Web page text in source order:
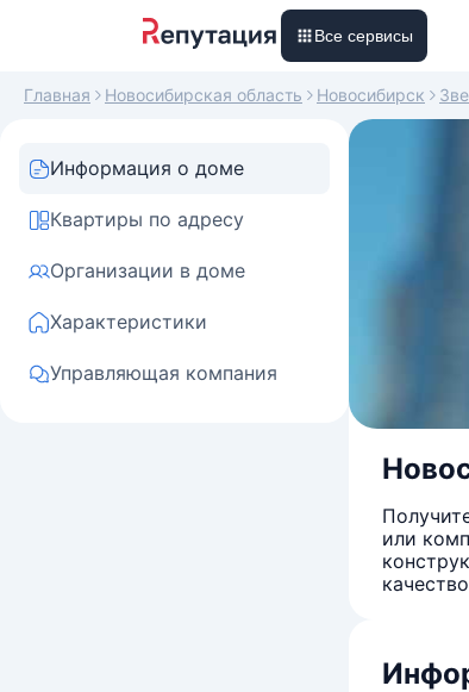
Все сервисы
Главная Новосибирская область Новосибирск
Информация о доме
Квартиры по адресу
Организации в доме
Характеристики
Управляющая компания
или